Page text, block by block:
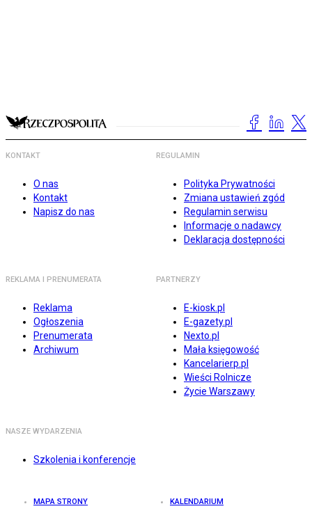
KONTAKT
O nas
Kontakt
Napisz do nas
REGULAMIN
Polityka Prywatności
Zmiana ustawień zgód
Regulamin serwisu
Informacje o nadawcy
Deklaracja dostępności
REKLAMA I PRENUMERATA
Reklama
Ogłoszenia
Prenumerata
Archiwum
PARTNERZY
E-kiosk.pl
E-gazety.pl
Nexto.pl
Mała księgowość
Kancelarierp.pl
Wieści Rolnicze
Życie Warszawy
NASZE WYDARZENIA
Szkolenia i konferencje
MAPA STRONY KALENDARIUM